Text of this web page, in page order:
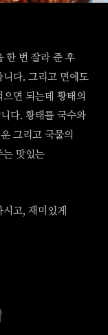
한 번 잘라 준 후
다. 그리고 면에도
면 되는데 황태의
다. 황태를 국수와
그리고 국물의
는 맛있는
고, 재미있게